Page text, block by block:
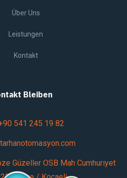
Über Uns
Leistungen
Kontakt
Bleiben
541 245 19 82
Güzeller OSB Mah Cumhuriyet